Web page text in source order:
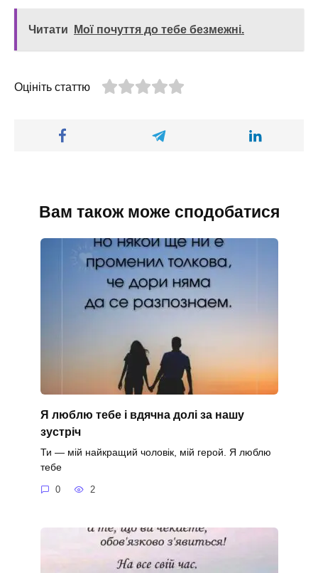
Читати Мої почуття до тебе безмежні.
Оцініть статтю
Вам також може сподобатися
Я люблю тебе і вдячна долі за нашу
зустріч
Ти — мій найкращий чоловік, мій герой. Я люблю
тебе
0 2